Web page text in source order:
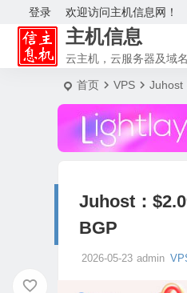
欢迎访问主机信息网！
登录
主机信息
云主机，云服务器及域
首页 VPS Juhost
Juhost：
BGP
2026-05-23 admin